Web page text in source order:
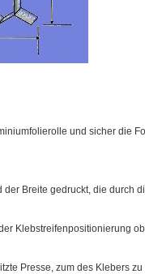
und sicher die
Breite gedruckt, die durch
Klebstreifenpositionierung
Presse, zum des Klebers